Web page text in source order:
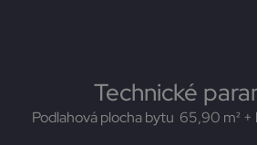
Technické
Podlahová plocha bytu 65,90 m² +